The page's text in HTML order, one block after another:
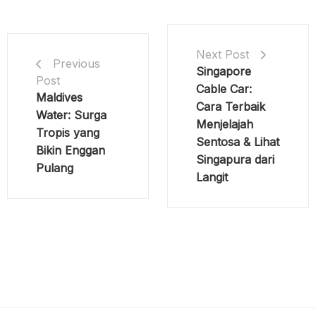
Previous
Post
Maldives
Water: Surga
Tropis yang
Bikin Enggan
Pulang
Next Post
Singapore
Cable Car:
Cara Terbaik
Menjelajah
Sentosa & Lihat
Singapura dari
Langit